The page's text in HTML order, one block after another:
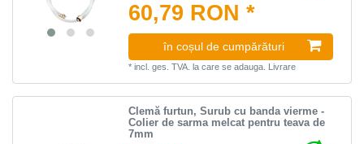
60,79 RON *
în coșul de cumpărături
*incl. ges. TVA. la care se adauga. Livrare
Clemă furtun, Surub cu banda vierme -
Colier de sarma melcat pentru teava de
7mm